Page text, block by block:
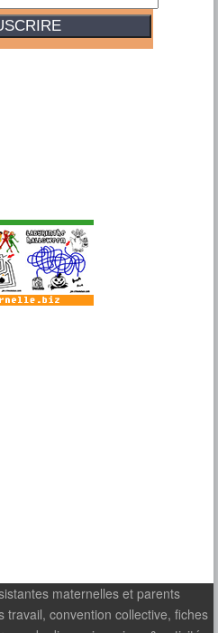
maternelles et parents
convention collective, fiches